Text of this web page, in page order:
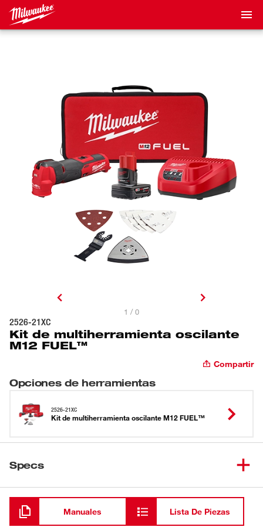
1 / 0
2526-21XC
Kit de multiherramienta oscilante
M12 FUEL™
Compartir
Opciones de herramientas
2526-21XC
Kit de multiherramienta oscilante M12 FUEL™
Specs
Cargando
Manuales Lista De Piezas